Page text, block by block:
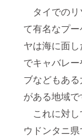
タイでのリ
て有名なプ
ヤは海に面
でキャバレ
ブなどもあ
がある地域で
これに対し
ウドンタニ